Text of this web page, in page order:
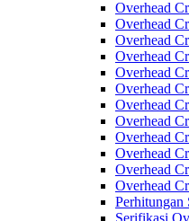
Overhead
Overhead
Overhead
Overhead
Overhead
Overhead
Overhead
Overhead
Overhead
Overhead
Overhead
Overhead
Perhitungan
Serifikasi